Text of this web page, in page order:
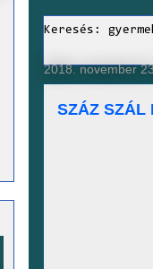
Keresés:
2018. november
SZÁZ SZÁL